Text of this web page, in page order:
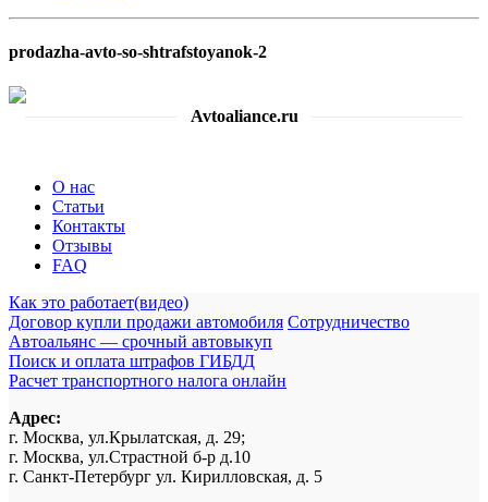
prodazha-avto-so-shtrafstoyanok-2
Avtoaliance.ru
О нас
Статьи
Контакты
Отзывы
FAQ
Как это работает(видео)
Договор купли продажи автомобиля Сотрудничество
Автоальянс — срочный автовыкуп
Поиск и оплата штрафов ГИБДД
Расчет транспортного налога онлайн
Адрес:
г. Москва, ул.Крылатская, д. 29;
г. Москва, ул.Страстной б-р д.10
г. Санкт-Петербург ул. Кирилловская, д. 5